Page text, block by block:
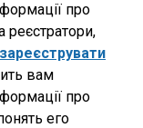
про
реєстратори,
зареєструвати
вам
про
его